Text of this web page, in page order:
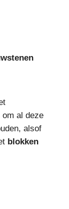
al deze
alsof
blokken